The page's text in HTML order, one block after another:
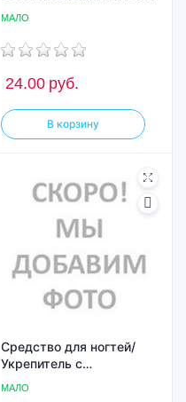
МАЛО
24.00 руб.
В корзину
Средство для ногтей/
Укрепитель с
МАЛО